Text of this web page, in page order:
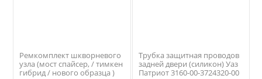
Ремкомплект шкворневого
узла (мост спайсер, / тимкен
гибрид / нового образца )
Трубка защитная проводов
задней двери (силикон) Уаз
Патриот 3160-00-3724320-00